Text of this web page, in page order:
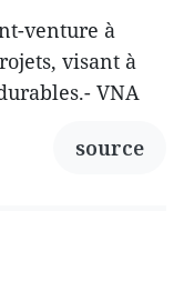
venture à
visant à
VNA
source